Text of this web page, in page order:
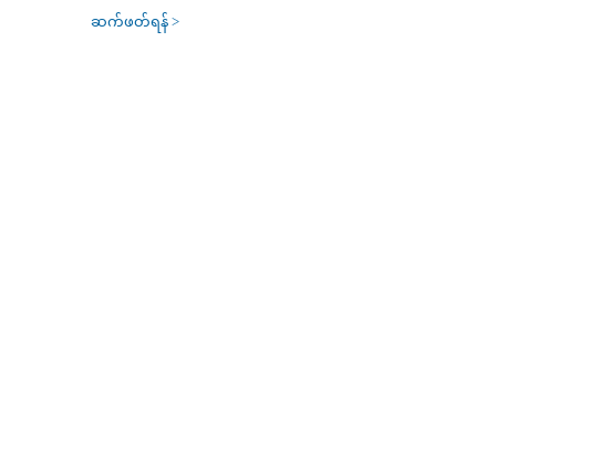
ဆက်ဖတ်ရန် >